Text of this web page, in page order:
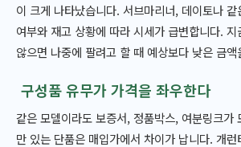
이 크게 나타났습니다. 서브마리너, 데이토나
여부와 재고 상황에 따라 시세가 급변합니다.
않으면 나중에 팔려고 할 때 예상보다 낮은 금
구성품 유무가 가격을 좌우한다
같은 모델이라도 보증서, 정품박스, 여분링크가
만 있는 단품은 매입가에서 차이가 납니다. 개